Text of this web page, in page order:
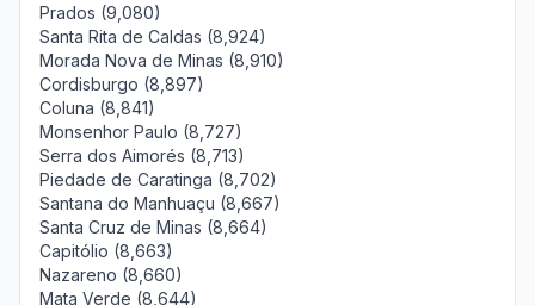
Prados (9,080)
Santa Rita de Caldas (8,924)
Morada Nova de Minas (8,910)
Cordisburgo (8,897)
Coluna (8,841)
Monsenhor Paulo (8,727)
Serra dos Aimorés (8,713)
Piedade de Caratinga (8,702)
Santana do Manhuaçu (8,667)
Santa Cruz de Minas (8,664)
Capitólio (8,663)
Nazareno (8,660)
Mata Verde (8,644)